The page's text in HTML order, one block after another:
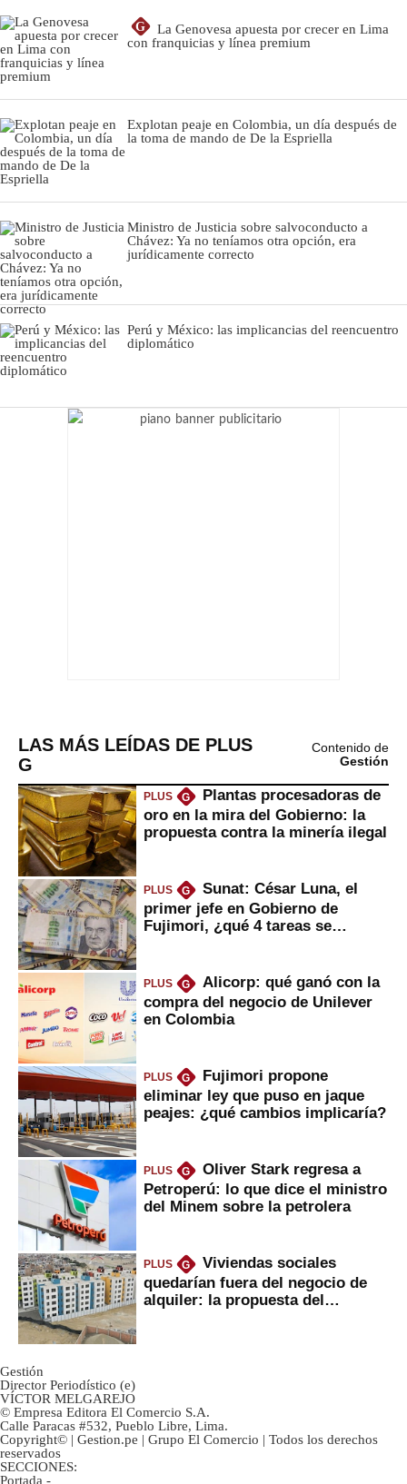
G
La Genovesa apuesta por crecer en Lima
con franquicias y línea premium
Explotan peaje en Colombia, un día después de
la toma de mando de De la Espriella
Ministro de Justicia sobre salvoconducto a
Chávez: Ya no teníamos otra opción, era
jurídicamente correcto
Perú y México: las implicancias del reencuentro
diplomático
LAS MÁS LEÍDAS DE PLUS
G
Contenido de
Gestión
PLUS G
Plantas procesadoras de
oro en la mira del Gobierno: la
propuesta contra la minería ilegal
PLUS G
Sunat: César Luna, el
primer jefe en Gobierno de
Fujimori, ¿qué 4 tareas se
PLUS G
Alicorp: qué ganó con la
compra del negocio de Unilever
en Colombia
PLUS G
Fujimori propone
eliminar ley que puso en jaque
peajes: ¿qué cambios implicaría?
PLUS G
Oliver Stark regresa a
Petroperú: lo que dice el ministro
del Minem sobre la petrolera
PLUS G
Viviendas sociales
quedarían fuera del negocio de
alquiler: la propuesta del
Gestión
Director Periodístico (e)
VÍCTOR MELGAREJO
© Empresa Editora El Comercio S.A.
Calle Paracas #532, Pueblo Libre, Lima.
Copyright© | Gestion.pe | Grupo El Comercio | Todos los derechos
reservados
SECCIONES:
Portada -